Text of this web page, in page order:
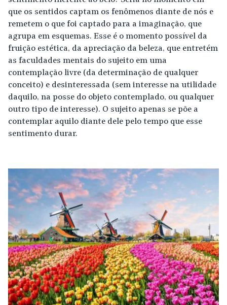
que os sentidos captam os fenômenos diante de nós e
remetem o que foi captado para a imaginação, que
agrupa em esquemas. Esse é o momento possível da
fruição estética, da apreciação da beleza, que entretém
as faculdades mentais do sujeito em uma
contemplação livre (da determinação de qualquer
conceito) e desinteressada (sem interesse na utilidade
daquilo, na posse do objeto contemplado, ou qualquer
outro tipo de interesse). O sujeito apenas se põe a
contemplar aquilo diante dele pelo tempo que esse
sentimento durar.